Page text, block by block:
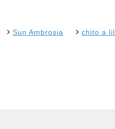
Sun Ambrosia chito a lil.